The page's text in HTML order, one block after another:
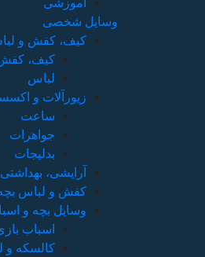
آموزشی
وسایل شخصی
کیف، کفش و
کیف، کفش
لباس
زیورآلات و
ساعت
جواهرات
بدلیجات
آرایشی،
کفش و لباس
وسایل بچه و
اسباب
کالسکه و